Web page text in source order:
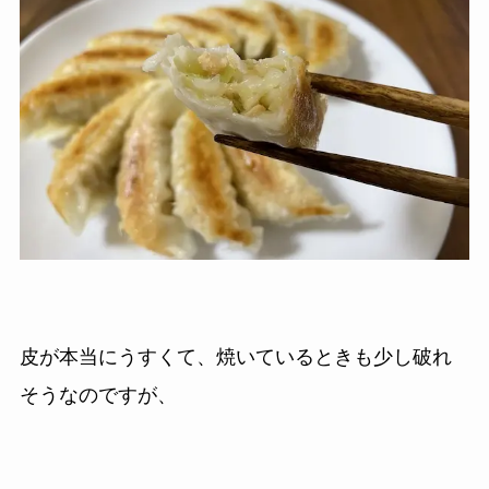
皮が本当にうすくて、焼いているときも少し破れ
そうなのですが、